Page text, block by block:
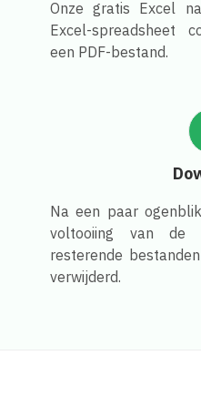
Onze gratis Excel
Excel-spreadsheet
een PDF-bestand.
Na een paar
voltooiing van de
resterende
verwijderd.